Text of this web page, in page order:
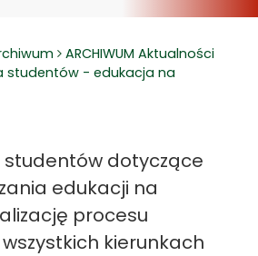
ARCHIWUM Aktualności
studentów - edukacja na
dotyczące
edukacji na
procesu
kierunkach